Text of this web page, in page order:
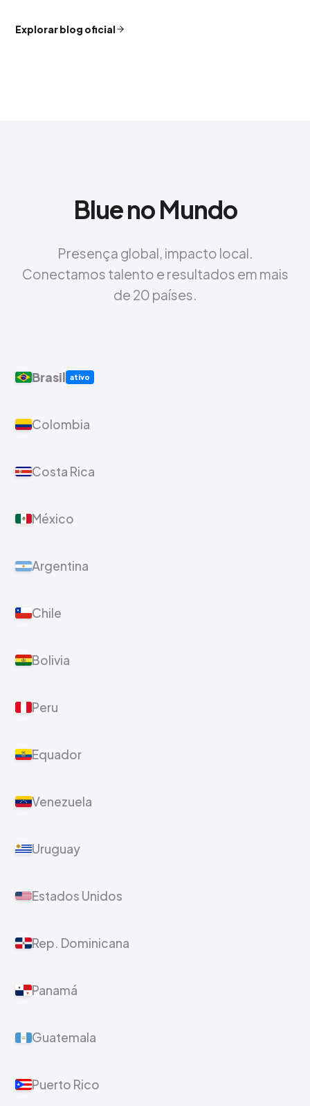
Explorar blog oficial
Blue no Mundo
Presença global, impacto local.
Conectamos talento e resultados em mais
de 20 países.
Brasil ativo
Colombia
Costa Rica
México
Argentina
Chile
Bolivia
Peru
Equador
Venezuela
Uruguay
Estados Unidos
Rep. Dominicana
Panamá
Guatemala
Puerto Rico